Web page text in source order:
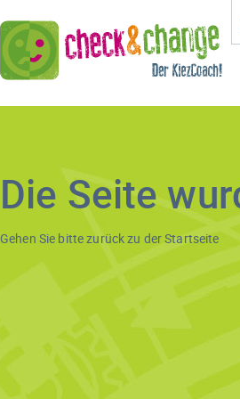
Die Seite
Gehen Sie bitte zurück zu derStartseite